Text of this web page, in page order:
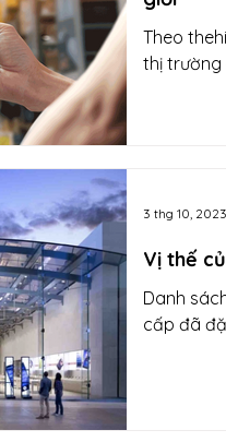
Theo
thị trường
Vị thế
Danh
cấp đã
3 thg 10, 2023